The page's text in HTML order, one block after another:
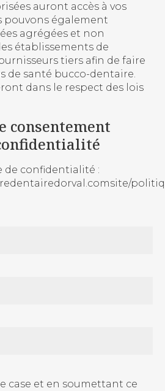
auront accès à vos
pouvons également
agrégées et non
établissements de
tiers afin de faire
de santé bucco-dentaire.
dans le respect des lois
consentement
de confidentialité :
case et en soumettant ce